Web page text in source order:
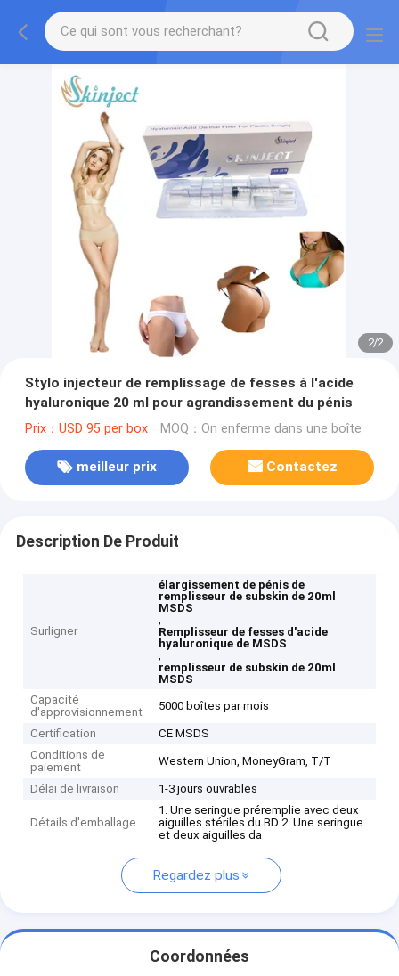
2/2
Stylo injecteur de remplissage de fesses à l'acide
hyaluronique 20 ml pour agrandissement du pénis
Prix：USD 95 per box MOQ：On enferme dans une boîte
meilleur prix Contactez
Description De Produit
Surligner
élargissement de pénis de
remplisseur de subskin de 20ml
MSDS
,
Remplisseur de fesses d'acide
hyaluronique de MSDS
,
remplisseur de subskin de 20ml
MSDS
Capacité
d'approvisionnement
5000 boîtes par mois
Certification
CE MSDS
Conditions de
paiement
Western Union, MoneyGram, T/T
Délai de livraison 1-3 jours ouvrables
Détails d'emballage
1. Une seringue préremplie avec deux
aiguilles stériles du BD 2. Une seringue
et deux aiguilles da
Regardez plus
Coordonnées